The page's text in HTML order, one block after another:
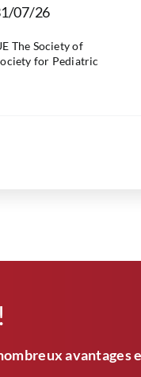
07/26
The Society of
for Pediatric
avantages